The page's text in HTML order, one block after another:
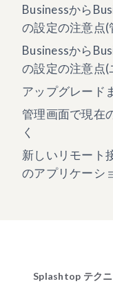
Businessから
の設定の注意点(
Businessから
の設定の注意点
アップグレード
管理画面で現在
く
新しいリモート
のアプリケーシ
Splashtop テク